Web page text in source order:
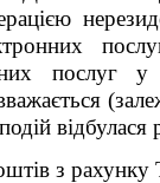
послуг у
(
відбулася
з рахунку